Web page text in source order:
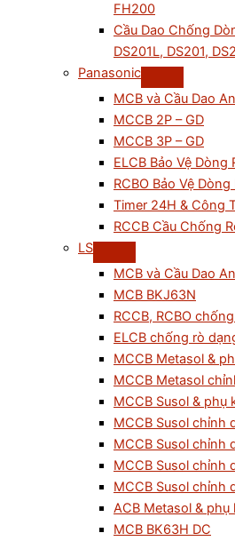
FH200
Cầu Dao Chống
DS201L, DS201,
Panasonic
MCB và Cầu Dao
MCCB 2P – GD
MCCB 3P – GD
ELCB Bảo Vệ Dòng
RCBO Bảo Vệ Dòng
Timer 24H & Công
RCCB Cầu Chống
LS
MCB và Cầu Dao
MCB BKJ63N
RCCB, RCBO
ELCB chống rò
MCCB Metasol &
MCCB Metasol
MCCB Susol & phụ
MCCB Susol chỉnh
MCCB Susol chỉnh
MCCB Susol chỉnh
MCCB Susol chỉnh
ACB Metasol & phụ
MCB BK63H DC